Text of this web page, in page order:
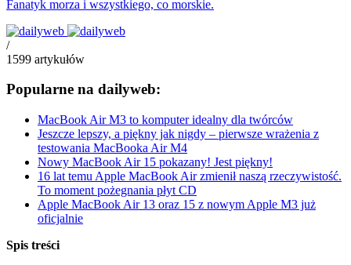
Fanatyk morza i wszystkiego, co morskie.
/
1599 artykułów
Popularne na dailyweb:
MacBook Air M3 to komputer idealny dla twórców
Jeszcze lepszy, a piękny jak nigdy – pierwsze wrażenia z
testowania MacBooka Air M4
Nowy MacBook Air 15 pokazany! Jest piękny!
16 lat temu Apple MacBook Air zmienił naszą rzeczywistość.
To moment pożegnania płyt CD
Apple MacBook Air 13 oraz 15 z nowym Apple M3 już
oficjalnie
Spis treści